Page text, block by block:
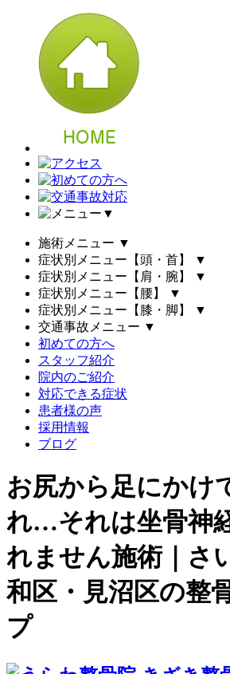
▼
施術メニュー ▼
症状別メニュー【頭・首】
▼
症状別メニュー【肩・腕】
▼
症状別メニュー【腰】
▼
症状別メニュー【膝・脚】
▼
交通事故メニュー ▼
初めての方へ
スタッフ紹介
院内のご紹介
対応できる症状
患者様の声
採用情報
ブログ
お尻から足にかけ
れ…それは坐骨神
れません施術｜さ
和区・見沼区の整
プ